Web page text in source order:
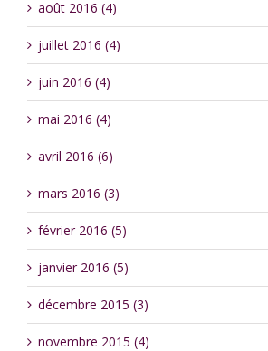
août 2016 (4)
juillet 2016 (4)
juin 2016 (4)
mai 2016 (4)
avril 2016 (6)
mars 2016 (3)
février 2016 (5)
janvier 2016 (5)
décembre 2015 (3)
novembre 2015 (4)